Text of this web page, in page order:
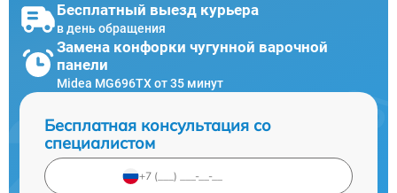
Бесплатный выезд курьера
в день обращения
Замена конфорки чугунной варочной
панели
Midea MG696TX от 35 минут
Бесплатная консультация со
специалистом